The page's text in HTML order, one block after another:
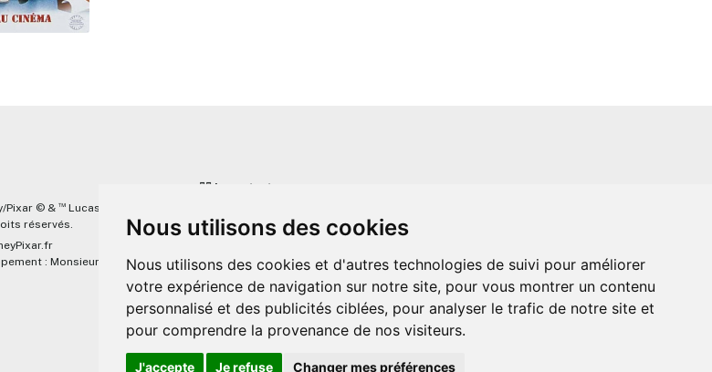
Nous utilisons des cookies
Nous utilisons des cookies et d'autres technologies de suivi pour améliorer
votre expérience de navigation sur notre site, pour vous montrer un contenu
personnalisé et des publicités ciblées, pour analyser le trafic de notre site et
pour comprendre la provenance de nos visiteurs.
J'accepte Je refuse Changer mes préférences
Pixar © & ™ Lucasfilm LTD
réservés.
: MonsieurPaul
☝🏼 Important
lié de quelque manière que ce soit avec The Walt Disney
Company, Pixar, Disney Enterprises, Inc ou leurs dérivés ou
associés. Toute demande adressée aux studios Disney ou
Pixar sera ignorée. Merci de votre compréhension.